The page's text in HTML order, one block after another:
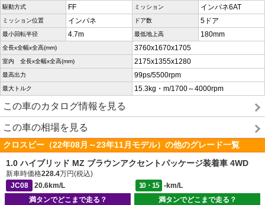
駆動方式 FF ミッション インパネ6AT
ミッション位置 インパネ ドア数 5ドア
最小回転半径 4.7m 最低地上高 180mm
全長x全幅x全高(mm) 3760x1670x1705
室内 全長x全幅x全高(mm) 2175x1355x1280
最高出力 99ps/5500rpm
最大トルク 15.3kg・m/1700～4000rpm
この車のカタログ情報を見る
この車の相場を見る
クロスビー（22年08月～23年11月モデル）の他のグレード一覧
1.0 ハイブリッド MZ ブラウンアクセントパッケージ装着車 4WD
新車時価格228.4万円(税込)
JC08
20.6km/L 10・15
-km/L
満タンでどこまで走る？
満タンでどこまで走る？